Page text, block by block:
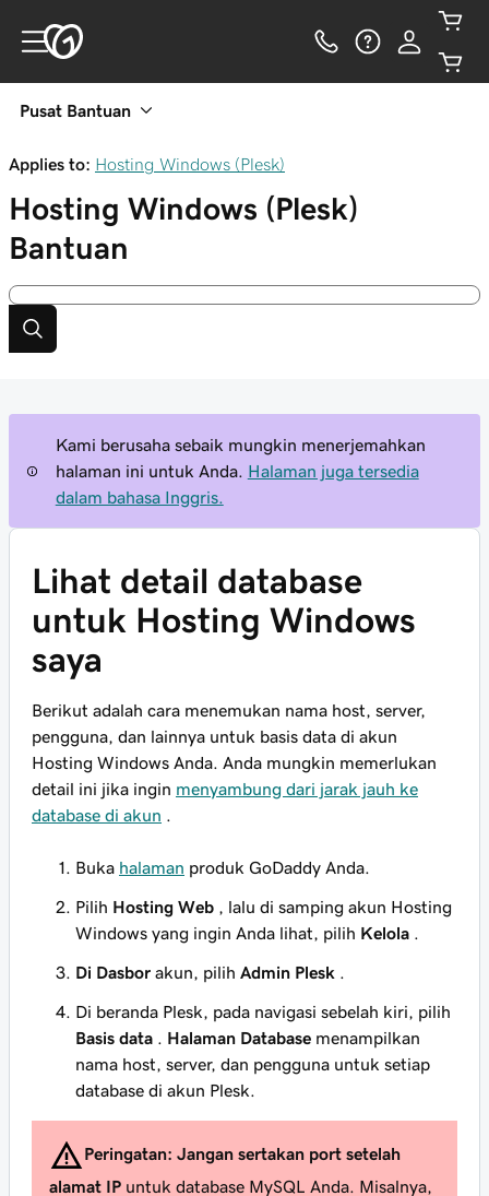
Pusat Bantuan
Applies to: Hosting Windows (Plesk)
Hosting Windows (Plesk)
Bantuan
Kami berusaha sebaik mungkin menerjemahkan
halaman ini untuk Anda.
Halaman juga tersedia
dalam bahasa Inggris.
Lihat detail database
untuk Hosting Windows
saya
Berikut adalah cara menemukan nama host, server,
pengguna, dan lainnya untuk basis data di akun
Hosting Windows Anda. Anda mungkin memerlukan
detail ini jika ingin menyambung dari jarak jauh ke
database di akun
Buka halaman produk GoDaddy Anda.
Pilih Hosting Web , lalu di samping akun Hosting
Windows yang ingin Anda lihat, pilih Kelola
Di Dasbor akun, pilih Admin Plesk
Di beranda Plesk, pada navigasi sebelah kiri, pilih
Basis data
Halaman Database menampilkan
nama host, server, dan pengguna untuk setiap
database di akun Plesk.
Peringatan: Jangan sertakan port setelah
alamat IP untuk database MySQL Anda. Misalnya,